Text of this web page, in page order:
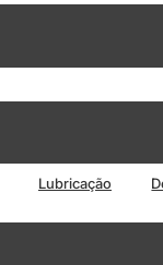
Lubricação